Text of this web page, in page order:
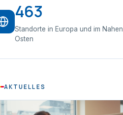
463
Standorte in Europa und im Nahen
Osten
AKTUELLES